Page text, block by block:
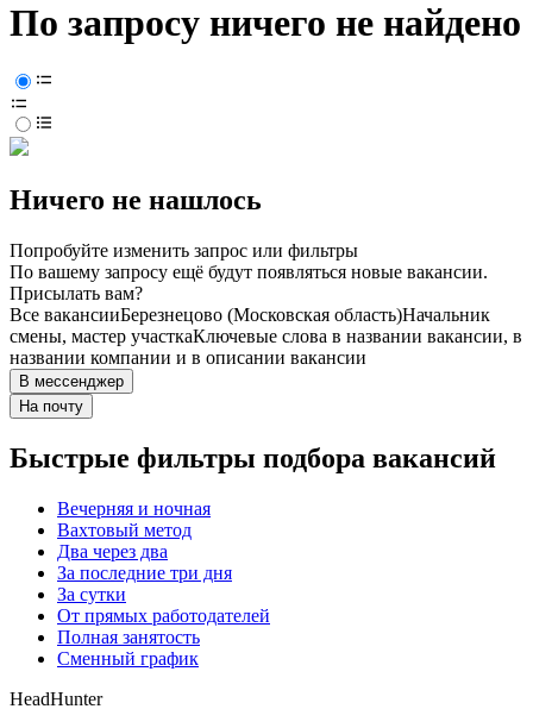
По запросу ничего не найдено
Ничего не нашлось
Попробуйте изменить запрос или фильтры
По вашему запросу ещё будут появляться новые вакансии.
Присылать вам?
Все вакансииБерезнецово (Московская область)Начальник
смены, мастер участкаКлючевые слова в названии вакансии, в
названии компании и в описании вакансии
В мессенджер
На почту
Быстрые фильтры подбора вакансий
Вечерняя и ночная
Вахтовый метод
Два через два
За последние три дня
За сутки
От прямых работодателей
Полная занятость
Сменный график
HeadHunter